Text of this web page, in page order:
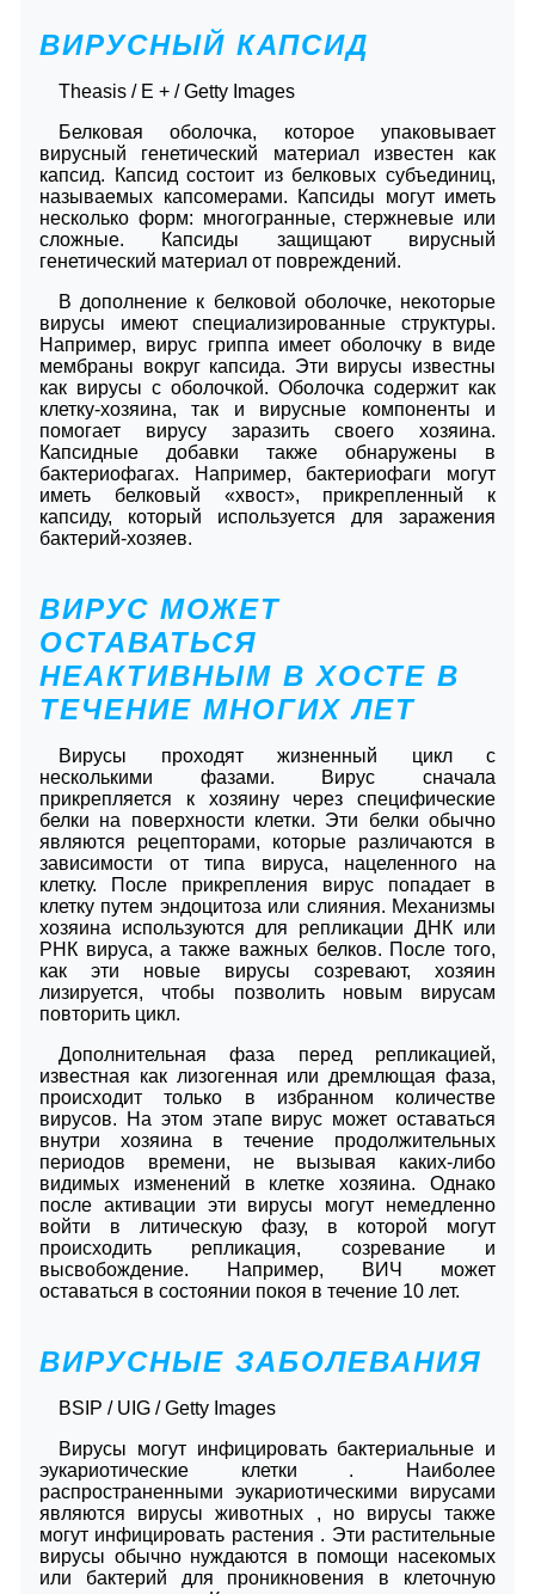
ВИРУСНЫЙ КАПСИД
Theasis / E + / Getty Images
Белковая оболочка, которое упаковывает
вирусный генетический материал известен как
капсид. Капсид состоит из белковых субъединиц,
называемых капсомерами. Капсиды могут иметь
несколько форм: многогранные, стержневые или
сложные. Капсиды защищают вирусный
генетический материал от повреждений.
В дополнение к белковой оболочке, некоторые
вирусы имеют специализированные структуры.
Например, вирус гриппа имеет оболочку в виде
мембраны вокруг капсида. Эти вирусы известны
как вирусы с оболочкой. Оболочка содержит как
клетку-хозяина, так и вирусные компоненты и
помогает вирусу заразить своего хозяина.
Капсидные добавки также обнаружены в
бактериофагах. Например, бактериофаги могут
иметь белковый «хвост», прикрепленный к
капсиду, который используется для заражения
бактерий-хозяев.
ВИРУС МОЖЕТ
ОСТАВАТЬСЯ
НЕАКТИВНЫМ В ХОСТЕ В
ТЕЧЕНИЕ МНОГИХ ЛЕТ
Вирусы проходят жизненный цикл с
несколькими фазами. Вирус сначала
прикрепляется к хозяину через специфические
белки на поверхности клетки. Эти белки обычно
являются рецепторами, которые различаются в
зависимости от типа вируса, нацеленного на
клетку. После прикрепления вирус попадает в
клетку путем эндоцитоза или слияния. Механизмы
хозяина используются для репликации ДНК или
РНК вируса, а также важных белков. После того,
как эти новые вирусы созревают, хозяин
лизируется, чтобы позволить новым вирусам
повторить цикл.
Дополнительная фаза перед репликацией,
известная как лизогенная или дремлющая фаза,
происходит только в избранном количестве
вирусов. На этом этапе вирус может оставаться
внутри хозяина в течение продолжительных
периодов времени, не вызывая каких-либо
видимых изменений в клетке хозяина. Однако
после активации эти вирусы могут немедленно
войти в литическую фазу, в которой могут
происходить репликация, созревание и
высвобождение. Например, ВИЧ может
оставаться в состоянии покоя в течение 10 лет.
ВИРУСНЫЕ ЗАБОЛЕВАНИЯ
BSIP / UIG / Getty Images
Вирусы могут инфицировать бактериальные и
эукариотические клетки . Наиболее
распространенными эукариотическими вирусами
являются вирусы животных , но вирусы также
могут инфицировать растения . Эти растительные
вирусы обычно нуждаются в помощи насекомых
или бактерий для проникновения в клеточную